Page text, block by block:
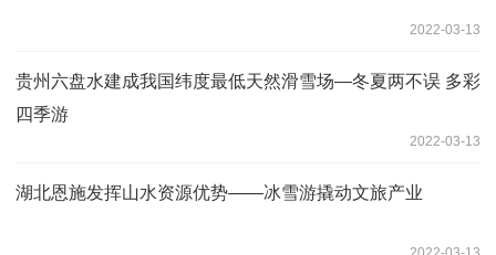
2022-03-13
贵州六盘水建成我国纬度最低天然滑雪场—冬夏两不误 多彩
四季游
2022-03-13
湖北恩施发挥山水资源优势——冰雪游撬动文旅产业